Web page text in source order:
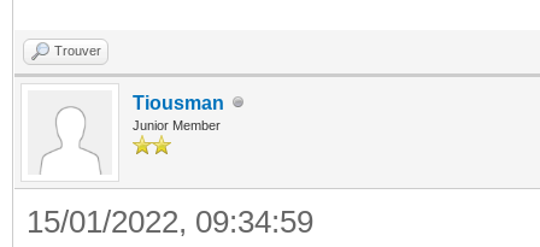
Trouver
Tiousman
Junior Member
15/01/2022, 09:34:59